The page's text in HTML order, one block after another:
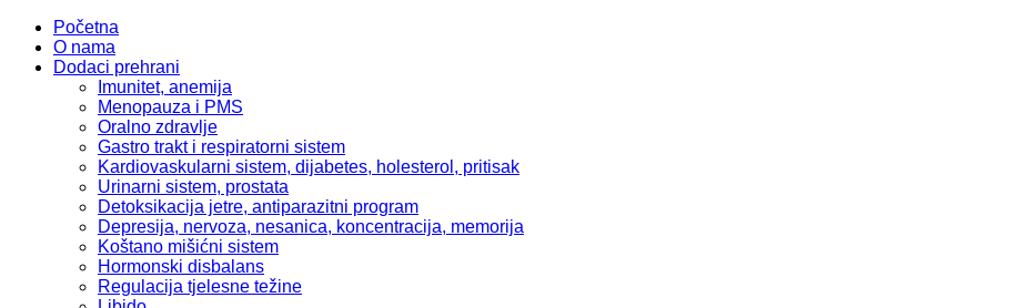
Početna
O nama
Dodaci prehrani
Imunitet, anemija
Menopauza i PMS
Oralno zdravlje
Gastro trakt i respiratorni sistem
Kardiovaskularni sistem, dijabetes, holesterol, pritisak
Urinarni sistem, prostata
Detoksikacija jetre, antiparazitni program
Depresija, nervoza, nesanica, koncentracija, memorija
Koštano mišićni sistem
Hormonski disbalans
Regulacija tjelesne težine